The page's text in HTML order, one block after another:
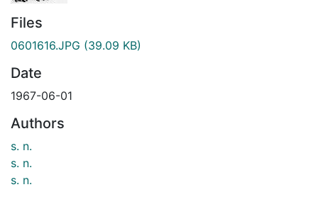
Files
0601616.JPG (39.09 KB)
Date
1967-06-01
Authors
s. n.
s. n.
s. n.